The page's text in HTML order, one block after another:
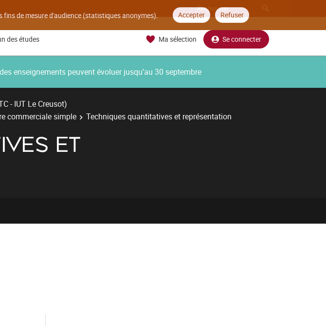
de mesure d'audience (statistiques anonymes). Accepter Refuser
des études Ma sélection Se connecter
enseignements peuvent évoluer jusqu’au 30 septembre
- IUT Le Creusot)
commerciale simple Techniques quantitatives et représentation
ET